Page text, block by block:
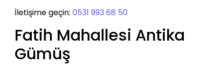
İletişime geçin: 0531 993 68 50
Fatih Mahallesi Antika
Gümüş